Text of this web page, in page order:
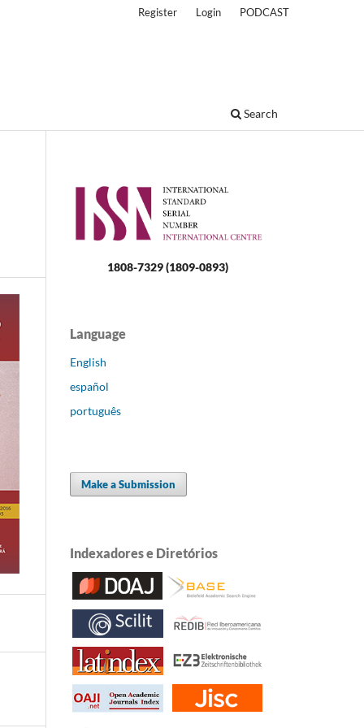
Search
Register Login PODCAST
1808-7329 (1809-0893)
Language
English
español
português
Make a Submission
Indexadores e Diretórios